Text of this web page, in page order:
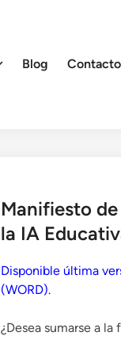
Blog Contacto
Manifiesto
la IA
Disponible última
(WORD).
¿Desea sumarse a la